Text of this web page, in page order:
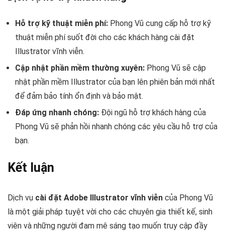
Hỗ trợ kỹ thuật miễn phí: Phong Vũ cung cấp hỗ trợ kỹ
thuật miễn phí suốt đời cho các khách hàng cài đặt
Illustrator vĩnh viễn.
Cập nhật phần mềm thường xuyên: Phong Vũ sẽ cập
nhật phần mềm Illustrator của bạn lên phiên bản mới nhất
để đảm bảo tính ổn định và bảo mật.
Đáp ứng nhanh chóng: Đội ngũ hỗ trợ khách hàng của
Phong Vũ sẽ phản hồi nhanh chóng các yêu cầu hỗ trợ của
bạn.
Kết luận
Dịch vụ cài đặt Adobe Illustrator vĩnh viễn của Phong Vũ
là một giải pháp tuyệt vời cho các chuyên gia thiết kế, sinh
viên và những người đam mê sáng tạo muốn truy cập đầy